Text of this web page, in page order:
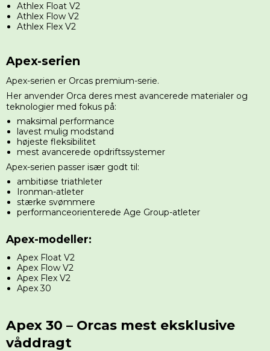
Athlex Float V2
Athlex Flow V2
Athlex Flex V2
Apex-serien
Apex-serien er Orcas premium-serie.
Her anvender Orca deres mest avancerede materialer og
teknologier med fokus på:
maksimal performance
lavest mulig modstand
højeste fleksibilitet
mest avancerede opdriftssystemer
Apex-serien passer især godt til:
ambitiøse triathleter
Ironman-atleter
stærke svømmere
performanceorienterede Age Group-atleter
Apex-modeller:
Apex Float V2
Apex Flow V2
Apex Flex V2
Apex 30
Apex 30 – Orcas mest eksklusive
våddragt